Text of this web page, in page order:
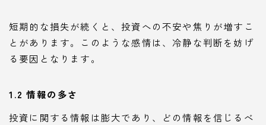
短期的な損失が続くと、投資への不安や焦りが増すこ
とがあります。このような感情は、冷静な判断を妨げ
る要因となります。
1.2 情報の多さ
投資に関する情報は膨大であり、どの情報を信じるべ